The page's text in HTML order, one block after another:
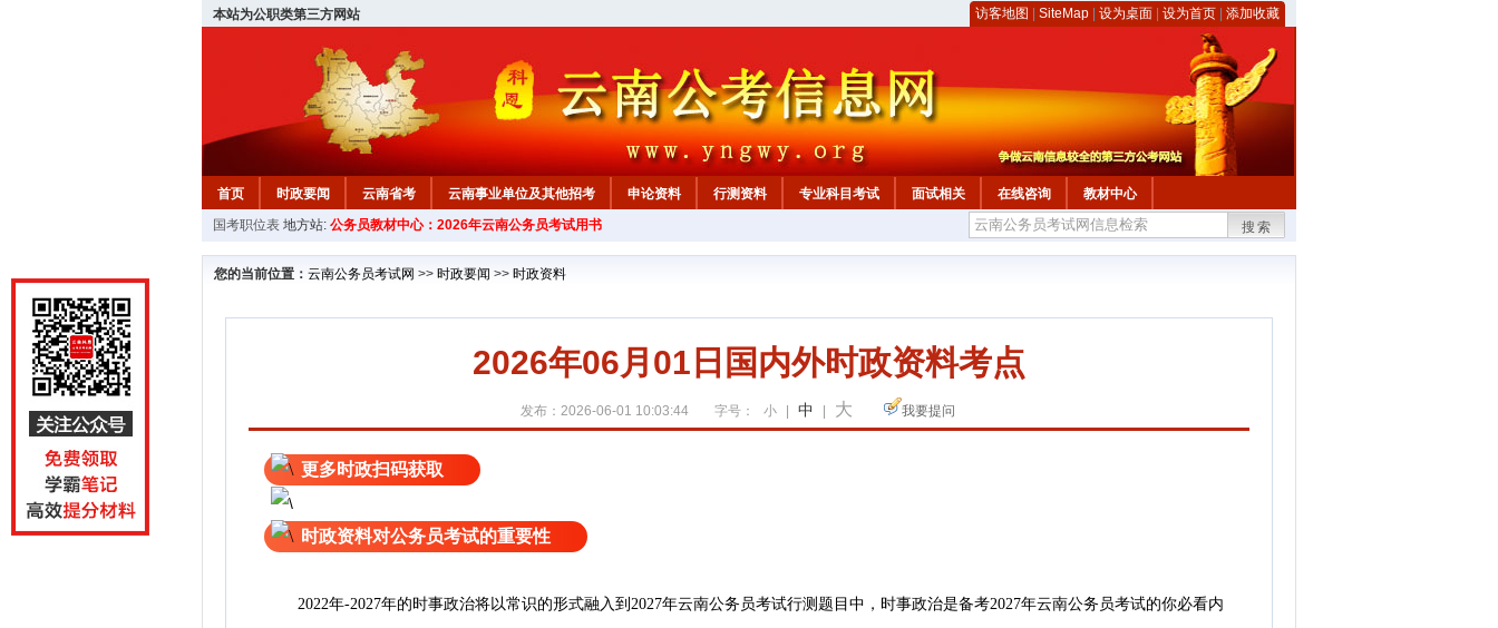
本站为公职类第三方网站 访客地图 SiteMap 设为桌面 设为首页 添加收藏
首页 时政要闻 云南省考 云南事业单位及其他招考 申论资料 行测资料 专业科目考试 面试相关 在线咨询
教材中心
国考职位表 地方站: 公务员教材中心：2026年云南公务员考试用书 搜索
您的当前位置： 云南公务员考试网 >> 时政要闻 >> 时政资料
2026年06月01日国内外时政资料考点
发布：2026-06-01 10:03:44 字号： 小 中 大 我要提问
更多时政扫码获取
时政资料对公务员考试的重要性
2022年-2027年的时事政治将以常识的形式融入到2027年云南公务员考试行测题目中，时事政治是备考2027年云南公务员考试的你必看内